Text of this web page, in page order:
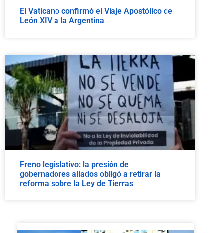
El Vaticano confirmó el Viaje Apostólico de
León XIV a la Argentina
Freno legislativo: la presión de
gobernadores aliados obligó a retirar la
reforma sobre la Ley de Tierras